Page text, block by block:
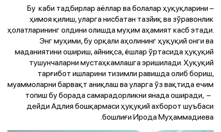
– Бу каби тадбирлар аёллар ва болалар ҳуқуқларини
ҳимоя қилиш, уларга нисбатан тазйиқ ва зўравонлик
ҳолатларининг олдини олишда муҳим аҳамият касб этади.
Энг муҳими, бу орқали аҳолининг ҳуқуқий онги ва
маданиятини ошириш, айниқса, ёшлар ўртасида ҳуқуқий
тушунчаларни мустаҳкамлашга эришилади. Ҳуқуқий
тарғибот ишларини тизимли равишда олиб бориш,
муаммоларни барвақт аниқлаш ва уларга ўз вақтида ечим
топиш бу борада самарадорликни янада оширади, –
дейди Адлия бошқармаси ҳуқуқий ахборот шуъбаси
бошлиғи Ирода Муҳаммадиева.